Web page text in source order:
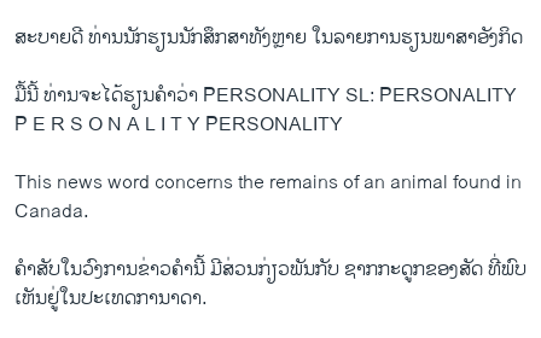
ສະບາຍດີ ທ່ານນັກຮຽນນັກສຶກສາທັງຫຼາຍ ໃນລາຍການຮຽນພາສາອັງກິດ
ມື້ນີ້ ທ່ານຈະໄດ້ຮຽນຄຳວ່າ PERSONALITY SL: PERSONALITY
P E R S O N A L I T Y PERSONALITY
This news word concerns the remains of an animal found in
Canada.
ຄຳສັບໃນວົງການຂ່າວຄຳນີ້ ມີສ່ວນກ່ຽວພັນກັບ ຊາກກະດູກຂອງສັດ ທີ່ພົບ
ເຫັນຢູ່ໃນປະເທດການາດາ.